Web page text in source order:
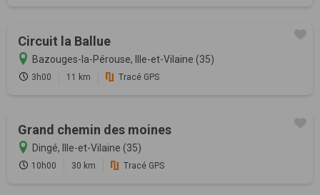
Circuit la Ballue
Bazouges-la-Pérouse, Ille-et-Vilaine (35)
3h00 11 km Tracé GPS
Grand chemin des moines
Dingé, Ille-et-Vilaine (35)
10h00 30 km Tracé GPS